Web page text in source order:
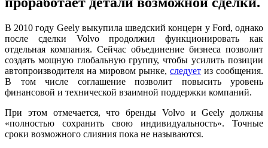
В 2010 году Geely выкупила шведский концерн у Ford, однако
после сделки Volvo продолжил функционировать как
отдельная компания. Сейчас объединение бизнеса позволит
создать мощную глобальную группу, чтобы усилить позиции
автопроизводителя на мировом рынке, следует из сообщения.
В том числе соглашение позволит повысить уровень
финансовой и технической взаимной поддержки компаний.
При этом отмечается, что бренды Volvo и Geely должны
«полностью сохранить свою индивидуальность». Точные
сроки возможного слияния пока не называются.